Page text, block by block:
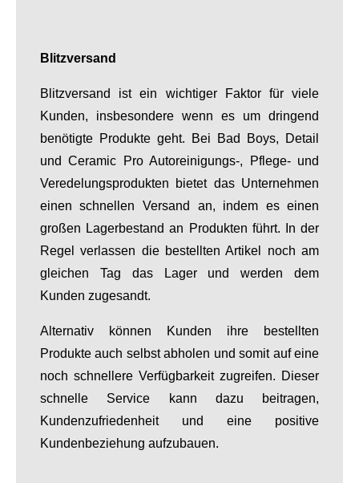
Blitzversand
Blitzversand ist ein wichtiger Faktor für viele
Kunden, insbesondere wenn es um dringend
benötigte Produkte geht. Bei Bad Boys, Detail
und Ceramic Pro Autoreinigungs-, Pflege- und
Veredelungsprodukten bietet das Unternehmen
einen schnellen Versand an, indem es einen
großen Lagerbestand an Produkten führt. In der
Regel verlassen die bestellten Artikel noch am
gleichen Tag das Lager und werden dem
Kunden zugesandt.
Alternativ können Kunden ihre bestellten
Produkte auch selbst abholen und somit auf eine
noch schnellere Verfügbarkeit zugreifen. Dieser
schnelle Service kann dazu beitragen,
Kundenzufriedenheit und eine positive
Kundenbeziehung aufzubauen.